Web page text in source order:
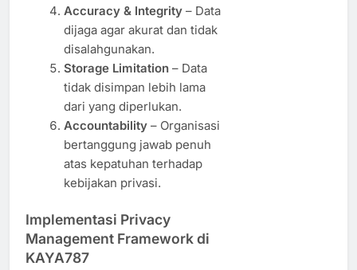
Accuracy & Integrity– Data
dijaga agar akurat dan tidak
disalahgunakan.
Storage Limitation– Data
tidak disimpan lebih lama
dari yang diperlukan.
Accountability– Organisasi
bertanggung jawab penuh
atas kepatuhan terhadap
kebijakan privasi.
Implementasi Privacy
Management Framework di
KAYA787